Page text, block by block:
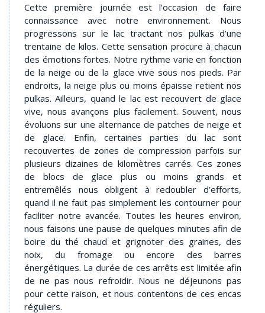
Cette première journée est l’occasion de faire
connaissance avec notre environnement. Nous
progressons sur le lac tractant nos pulkas d’une
trentaine de kilos. Cette sensation procure à chacun
des émotions fortes. Notre rythme varie en fonction
de la neige ou de la glace vive sous nos pieds. Par
endroits, la neige plus ou moins épaisse retient nos
pulkas. Ailleurs, quand le lac est recouvert de glace
vive, nous avançons plus facilement. Souvent, nous
évoluons sur une alternance de patches de neige et
de glace. Enfin, certaines parties du lac sont
recouvertes de zones de compression parfois sur
plusieurs dizaines de kilomètres carrés. Ces zones
de blocs de glace plus ou moins grands et
entremêlés nous obligent à redoubler d’efforts,
quand il ne faut pas simplement les contourner pour
faciliter notre avancée. Toutes les heures environ,
nous faisons une pause de quelques minutes afin de
boire du thé chaud et grignoter des graines, des
noix, du fromage ou encore des barres
énergétiques. La durée de ces arrêts est limitée afin
de ne pas nous refroidir. Nous ne déjeunons pas
pour cette raison, et nous contentons de ces encas
réguliers.